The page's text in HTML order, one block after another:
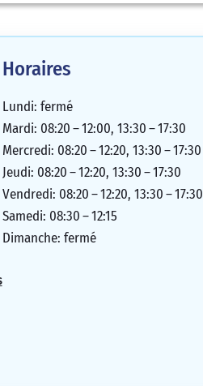
Horaires
Lundi: fermé
Mardi: 08:20 – 12:00, 13:30 – 17:30
Mercredi: 08:20 – 12:20, 13:30 – 17:30
Jeudi: 08:20 – 12:20, 13:30 – 17:30
Vendredi: 08:20 – 12:20, 13:30 – 17:30
Samedi: 08:30 – 12:15
Dimanche: fermé